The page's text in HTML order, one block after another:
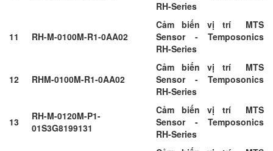
RH-Series
11 RH-M-0100M-R1-0AA02
Cảm biến vị trí MTS
Sensor - Temposonics
RH-Series
12 RHM-0100M-R1-0AA02
Cảm biến vị trí MTS
Sensor - Temposonics
RH-Series
13
RH-M-0120M-P1-
01S3G8199131
Cảm biến vị trí MTS
Sensor - Temposonics
RH-Series